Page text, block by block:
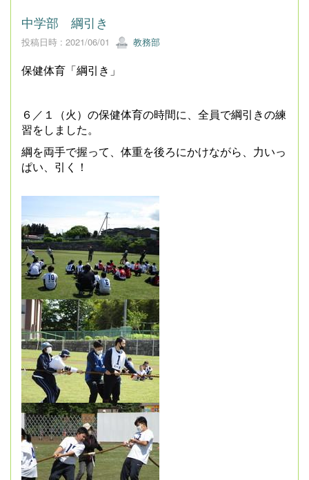
中学部 綱引き
投稿日時 : 2021/06/01 教務部
保健体育「綱引き」
６／１（火）の保健体育の時間に、全員で綱引きの練
習をしました。
綱を両手で握って、体重を後ろにかけながら、力いっ
ぱい、引く！